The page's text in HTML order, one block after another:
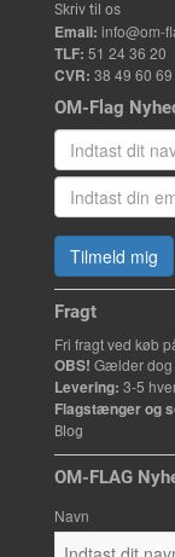
Skriv til os
Email: info@om-
TLF: 51 24 36 20
CVR: 38 49 60 69
OM-Flag
Tilmeld mig
Fragt
Fri fragt ved køb
OBS! Gælder dog
Levering: 3-5
Flagstænger og
Blog
OM-FLAG
Navn